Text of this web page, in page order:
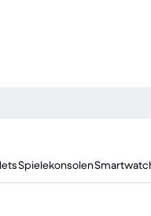
Spielekonsolen